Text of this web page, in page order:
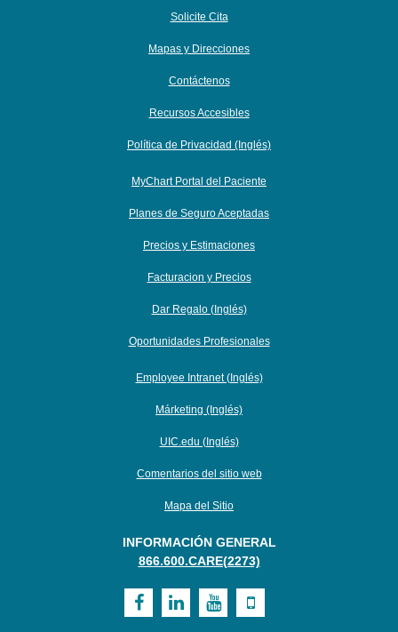
Solicite Cita
Mapas y Direcciones
Contáctenos
Recursos Accesibles
Política de Privacidad (Inglés)
MyChart Portal del Paciente
Planes de Seguro Aceptadas
Precios y Estimaciones
Facturacion y Precios
Dar Regalo (Inglés)
Oportunidades Profesionales
Employee Intranet (Inglés)
Márketing (Inglés)
UIC.edu (Inglés)
Comentarios del sitio web
Mapa del Sitio
INFORMACIÓN GENERAL
866.600.CARE(2273)
Visit Visit VisitVisit